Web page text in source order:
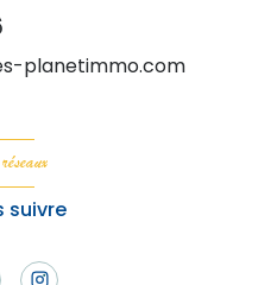
planetimmo.com
suivre